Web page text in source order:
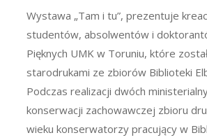
Wystawa „Tam i tu”, prezentuje
studentów, absolwentów i
Pięknych UMK w Toruniu, które
starodrukami ze zbiorów Biblioteki
Podczas realizacji dwóch
konserwacji zachowawczej zbioru
wieku konserwatorzy pracujący w